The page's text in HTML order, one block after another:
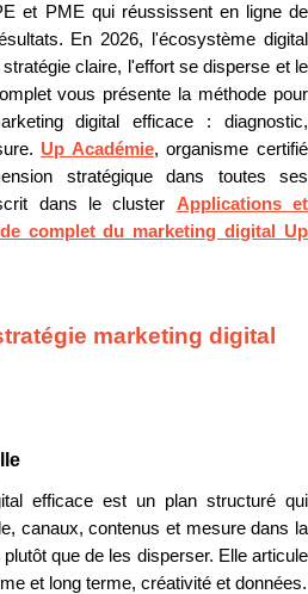
et PME qui réussissent en ligne de
En 2026, l'écosystème digital
claire, l'effort se disperse et le
vous présente la méthode pour
digital efficace : diagnostic,
Up Académie, organisme certifié
stratégique dans toutes ses
dans le cluster Applications et
complet du marketing digital Up
marketing digital
efficace est un plan structuré qui
canaux, contenus et mesure dans la
que de les disperser. Elle articule
et long terme, créativité et données.